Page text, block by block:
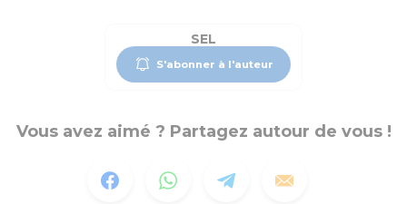
SEL
S'abonner à l'auteur
Vous avez aimé ? Partagez autour de vous !